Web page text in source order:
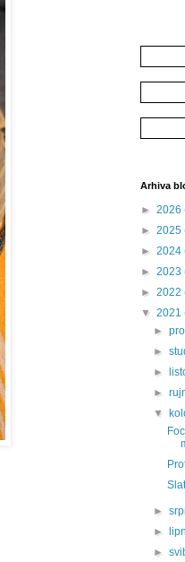
Arhiva
► 2026
► 2025
► 2024
► 2023
► 2022
▼ 2021
►
►
►
►
▼
►
►
►